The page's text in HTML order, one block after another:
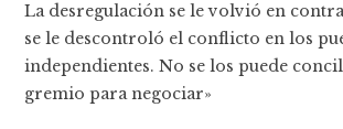
La desregulación se le volvió en
se le descontroló el conflicto en los
independientes. No se los puede
gremio para negociar»